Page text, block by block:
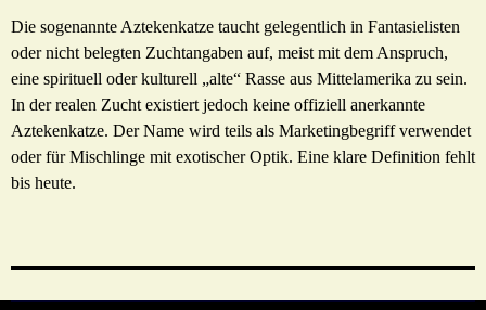
Die sogenannte Aztekenkatze taucht gelegentlich in Fantasielisten
oder nicht belegten Zuchtangaben auf, meist mit dem Anspruch,
eine spirituell oder kulturell „alte“ Rasse aus Mittelamerika zu sein.
In der realen Zucht existiert jedoch keine offiziell anerkannte
Aztekenkatze. Der Name wird teils als Marketingbegriff verwendet
oder für Mischlinge mit exotischer Optik. Eine klare Definition fehlt
bis heute.